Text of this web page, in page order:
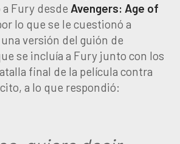
a Fury desde Avengers: Age of
lo que se le cuestionó a
versión del guión de
se incluía a Fury junto con los
final de la película contra
a lo que respondió: